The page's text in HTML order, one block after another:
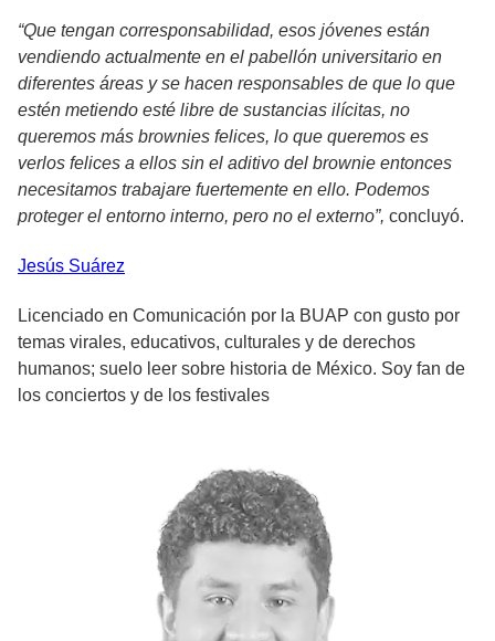
“Que tengan corresponsabilidad, esos jóvenes están
vendiendo actualmente en el pabellón universitario en
diferentes áreas y se hacen responsables de que lo que
estén metiendo esté libre de sustancias ilícitas, no
queremos más brownies felices, lo que queremos es
verlos felices a ellos sin el aditivo del brownie entonces
necesitamos trabajare fuertemente en ello. Podemos
proteger el entorno interno, pero no el externo”, concluyó.
Jesús Suárez
Licenciado en Comunicación por la BUAP con gusto por
temas virales, educativos, culturales y de derechos
humanos; suelo leer sobre historia de México. Soy fan de
los conciertos y de los festivales